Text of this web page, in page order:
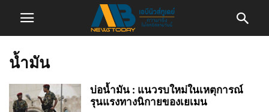
น้ำมัน
บ่อน้ำมัน : แนวรบใหม่ในเหตุการณ์
รุนแรงทางนิกายของเยเมน